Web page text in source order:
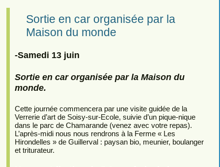
Sortie en car organisée par la
Maison du monde
-Samedi 13 juin
Sortie en car organisée par la Maison du
monde.
Cette journée commencera par une visite guidée de la
Verrerie d’art de Soisy-sur-Ecole, suivie d’un pique-nique
dans le parc de Chamarande (venez avec votre repas).
L’après-midi nous nous rendrons à la Ferme « Les
Hirondelles » de Guillerval : paysan bio, meunier, boulanger
et triturateur.